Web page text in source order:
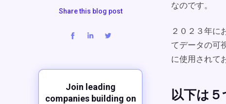
Share this blog post
Join leading
companies building on
なのです。
２０２３年に
てデータの可
に使用されて
以下は